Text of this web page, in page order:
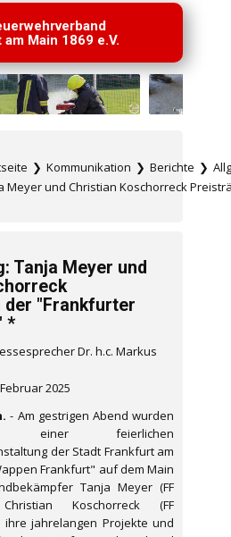
Main 1869 e.V.
❯ Kommunikation ❯ Berichte ❯
Meyer und Christian Koschorreck
Tanja Meyer und
"Frankfurter
*
Dr. h.c. Markus
2025
- Am gestrigen Abend wurden
einer feierlichen
der Stadt Frankfurt am
Frankfurt" auf dem Main
Tanja Meyer (FF
Koschorreck (FF
ihre jahrelangen Projekte und